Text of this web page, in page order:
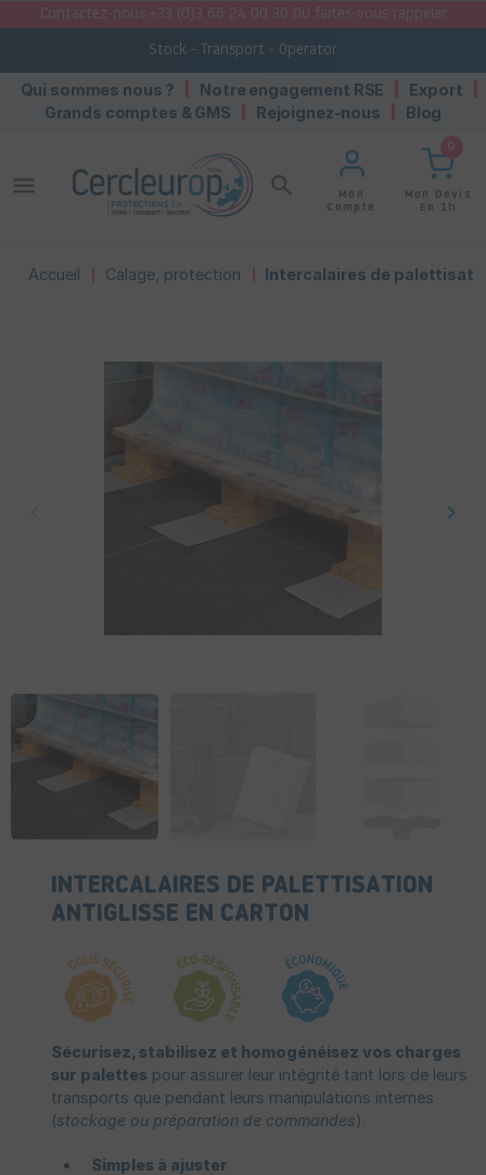
Contactez-nous +33 (0)3 66 24 00 30 Ou faites-vous rappeler
Stock - Transport - Operator
Qui sommes nous ? Notre engagement RSE
Export
Grands comptes & GMS
Rejoignez-nous Blog
search
Mon
Compte
0
Mon Devis
En 1h
menu
Accueil Calage, protection Intercalaires de
keyboard_arrow_right
INTERCALAIRES DE PALETTISATION
ANTIGLISSE EN CARTON
Sécurisez, stabilisez et homogénéisez vos charges
sur palettes pour assurer leur intégrité tant lors de leurs
transports que pendant leurs manipulations internes
(stockage ou préparation de commandes).
Simples à ajuster